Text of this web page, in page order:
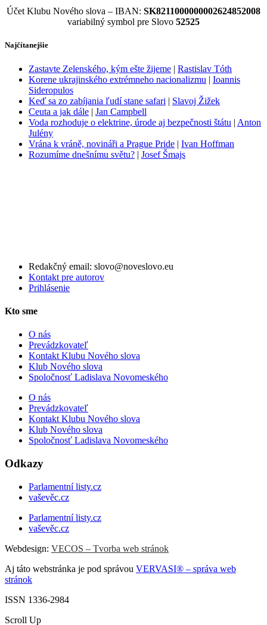
Účet Klubu Nového slova – IBAN: SK8211000000002624852008
variabilný symbol pre Slovo 52525
Najčítanejšie
Zastavte Zelenského, kým ešte žijeme | Rastislav Tóth
Korene ukrajinského extrémneho nacionalizmu | Ioannis
Sideropulos
Keď sa zo zabíjania ľudí stane safari | Slavoj Žižek
Ceuta a jak dále | Jan Campbell
Voda rozhoduje o elektrine, úrode aj bezpečnosti štátu | Anton
Julény
Vrána k vráně, novináři a Prague Pride | Ivan Hoffman
Rozumíme dnešnímu světu? | Josef Šmajs
Redakčný email: slovo@noveslovo.eu
Kontakt pre autorov
Prihlásenie
Kto sme
O nás
Prevádzkovateľ
Kontakt Klubu Nového slova
Klub Nového slova
Spoločnosť Ladislava Novomeského
O nás
Prevádzkovateľ
Kontakt Klubu Nového slova
Klub Nového slova
Spoločnosť Ladislava Novomeského
Odkazy
Parlamentní listy.cz
vaševěc.cz
Parlamentní listy.cz
vaševěc.cz
Webdesign: VECOS – Tvorba web stránok
Aj táto webstránka je pod správou VERVASI® – správa web
stránok
ISSN 1336-2984
Scroll Up